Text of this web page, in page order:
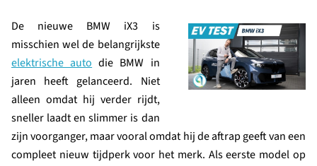
De nieuwe BMW iX3 is
misschien wel de belangrijkste
elektrische auto die BMW in
jaren heeft gelanceerd. Niet
alleen omdat hij verder rijdt,
sneller laadt en slimmer is dan
zijn voorganger, maar vooral omdat hij de aftrap geeft van een
compleet nieuw tijdperk voor het merk. Als eerste model op